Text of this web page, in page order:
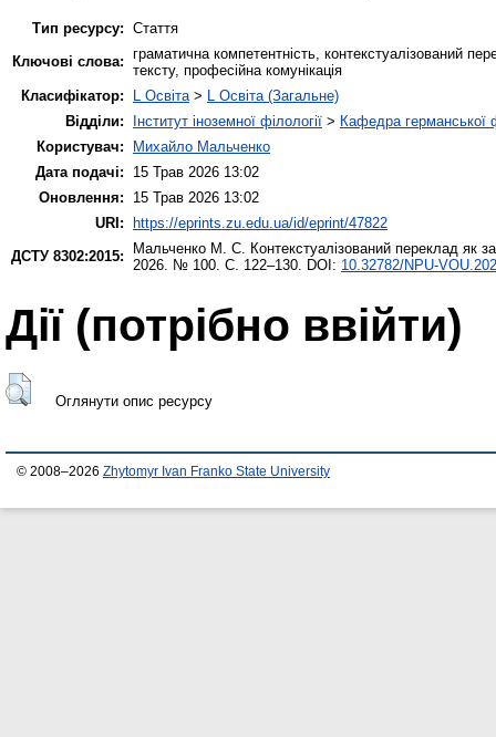
Тип ресурсу: Стаття
Ключові слова: граматична компетентність, контекстуалізований
тексту, професійна комунікація
Класифікатор:
L Освіта > L Освіта (Загальне)
Відділи:
Інститут іноземної філології > Кафедра германської
Користувач:
Михайло Мальченко
Дата подачі:
15 Трав 2026 13:02
Оновлення:
15 Трав 2026 13:02
URI: https://eprints.zu.edu.ua/id/eprint/47822
ДСТУ 8302:2015:
Мальченко М. С. Контекстуалізований переклад як
2026. № 100. С. 122–130. DOI: 10.32782/NPU-
Дії ​​(потрібно ввійти)
Оглянути опис ресурсу
© 2008–2026 Zhytomyr Ivan Franko State University